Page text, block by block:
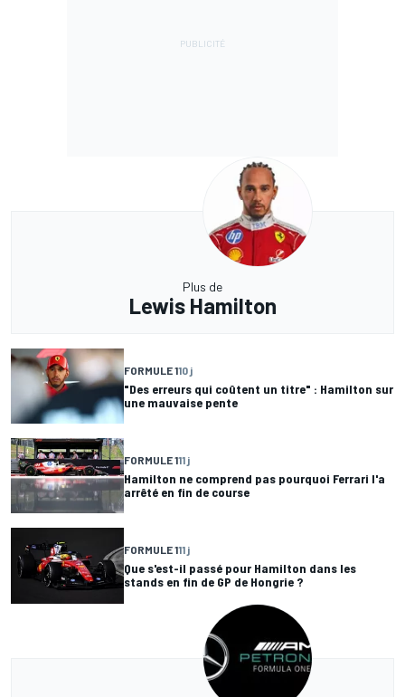
Plus de
Lewis Hamilton
FORMULE 110 j
"Des erreurs qui coûtent un titre" : Hamilton sur
une mauvaise pente
FORMULE 111 j
Hamilton ne comprend pas pourquoi Ferrari l'a
arrêté en fin de course
FORMULE 111 j
Que s'est-il passé pour Hamilton dans les
stands en fin de GP de Hongrie ?